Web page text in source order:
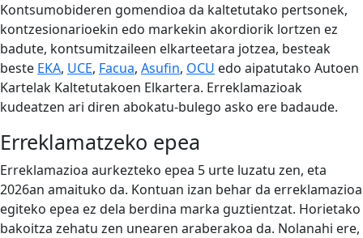
Kontsumobideren gomendioa da kaltetutako pertsonek,
kontzesionarioekin edo markekin akordiorik lortzen ez
badute, kontsumitzaileen elkarteetara jotzea, besteak
beste EKA, UCE, Facua, Asufin, OCU edo aipatutako Autoen
Kartelak Kaltetutakoen Elkartera. Erreklamazioak
kudeatzen ari diren abokatu-bulego asko ere badaude.
Erreklamatzeko epea
Erreklamazioa aurkezteko epea 5 urte luzatu zen, eta
2026an amaituko da. Kontuan izan behar da erreklamazioa
egiteko epea ez dela berdina marka guztientzat. Horietako
bakoitza zehatu zen unearen araberakoa da. Nolanahi ere,